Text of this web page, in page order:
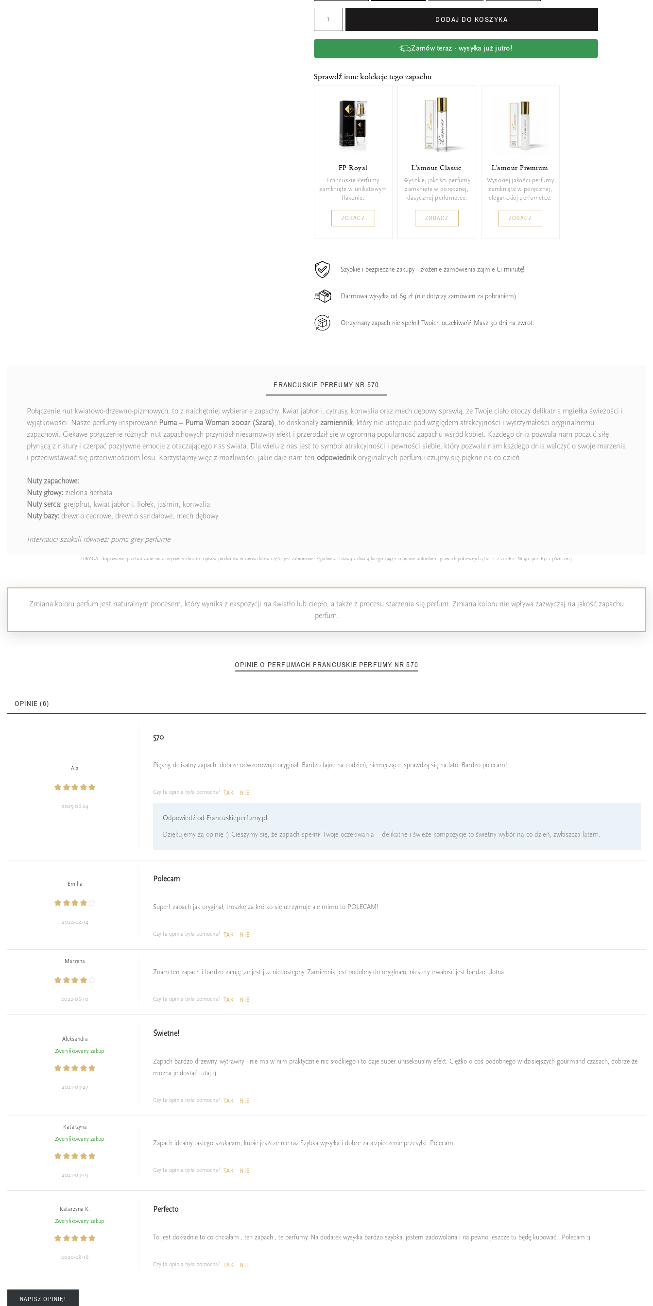
DODAJ DO KOSZYKA
Zamów teraz - wysyłka już jutro!
Sprawdź inne kolekcje tego zapachu
FP Royal
Francuskie Perfumy
zamknięte w unikatowym
flakonie.
ZOBACZ
L'amour Classic
Wysokiej jakości perfumy
zamknięte w poręcznej,
klasycznej perfumetce.
ZOBACZ
L'amour Premium
Wysokiej jakości perfumy
zamknięte w poręcznej,
eleganckiej perfumetce.
ZOBACZ
Szybkie i bezpieczne zakupy - złożenie zamówienia zajmie Ci minutę!
Darmowa wysyłka od 69 zł (nie dotyczy zamówień za pobraniem)
Otrzymany zapach nie spełnił Twoich oczekiwań? Masz 30 dni na zwrot.
FRANCUSKIE PERFUMY NR 570
Połączenie nut kwiatowo-drzewno-piżmowych, to z najchętniej wybierane zapachy. Kwiat jabłoni, cytrusy, konwalia oraz mech dębowy sprawią, że Twoje ciało otoczy delikatna mgiełka świeżości i
wyjątkowości. Nasze perfumy inspirowane Puma – Puma Woman 2002r (Szara), to doskonały zamiennik, który nie ustępuje pod względem atrakcyjności i wytrzymałości oryginalnemu
zapachowi. Ciekawe połączenie różnych nut zapachowych przyniósł niesamowity efekt i przerodził się w ogromną popularność zapachu wśród kobiet. Każdego dnia pozwala nam poczuć siłę
płynącą z natury i czerpać pozytywne emocje z otaczającego nas świata. Dla wielu z nas jest to symbol atrakcyjności i pewności siebie, który pozwala nam każdego dnia walczyć o swoje marzenia
i przeciwstawiać się przeciwnościom losu. Korzystajmy więc z możliwości, jakie daje nam ten odpowiednik oryginalnych perfum i czujmy się piękne na co dzień.
Nuty zapachowe:
Nuty głowy: zielona herbata
Nuty serca: grejpfrut, kwiat jabłoni, fiołek, jaśmin, konwalia
Nuty bazy: drewno cedrowe, drewno sandałowe, mech dębowy
Internauci szukali również: puma grey perfume
UWAGA - kopiowanie, przetwarzanie oraz rozpowszechnianie opisów produktów w całości lub w części jest zabronione! Zgodnie z Ustawą z dnia 4 lutego 1994 r. o prawie autorskim i prawach pokrewnych (Dz. U. z 2006 e. Nr 90, poz. 631 z późn. zm.)
Zmiana koloru perfum jest naturalnym procesem, który wynika z ekspozycji na światło lub ciepło, a także z procesu starzenia się perfum. Zmiana koloru nie wpływa zazwyczaj na jakość zapachu
perfum.
OPINIE O PERFUMACH FRANCUSKIE PERFUMY NR 570
OPINIE (6)
Ala
2025-06-24
570
Piękny, delikatny zapach, dobrze odwzorowuje oryginał. Bardzo fajne na codzień, niemęczące, sprawdzą się na lato. Bardzo polecam!
Czy ta opinia była pomocna? TAK NIE
Odpowiedź od Francuskieperfumy.pl:
Dziękujemy za opinię :) Cieszymy się, że zapach spełnił Twoje oczekiwania – delikatne i świeże kompozycje to świetny wybór na co dzień, zwłaszcza latem.
Emilia
2024-04-14
Polecam
Super! zapach jak oryginał, troszkę za krótko się utrzymuje ale mimo to POLECAM!
Czy ta opinia była pomocna? TAK NIE
Marzena
2022-06-10
Znam ten zapach i bardzo żałuję ,że jest już niedostępny. Zamiennik jest podobny do oryginału, niestety trwałość jest bardzo ulotna
Czy ta opinia była pomocna? TAK NIE
Aleksandra
Zweryfikowany zakup
2021-09-27
Świetne!
Zapach bardzo drzewny, wytrawny - nie ma w nim praktycznie nic słodkiego i to daje super uniseksualny efekt. Ciężko o coś podobnego w dzisiejszych gourmand czasach, dobrze że
można je dostać tutaj :)
Czy ta opinia była pomocna? TAK NIE
Katarzyna
Zweryfikowany zakup
2021-09-19
Zapach idealny takiego szukałam, kupie jeszcze nie raz.Szybka wysyłka i dobre zabezpieczenie przesyłki. Polecam
Czy ta opinia była pomocna? TAK NIE
Katarzyna K.
Zweryfikowany zakup
2020-08-16
Perfecto
To jest dokładnie to co chciałam , ten zapach , te perfumy. Na dodatek wysyłka bardzo szybka ,jestem zadowolona i na pewno jeszcze tu będę kupować . Polecam :)
Czy ta opinia była pomocna? TAK NIE
NAPISZ OPINIĘ!